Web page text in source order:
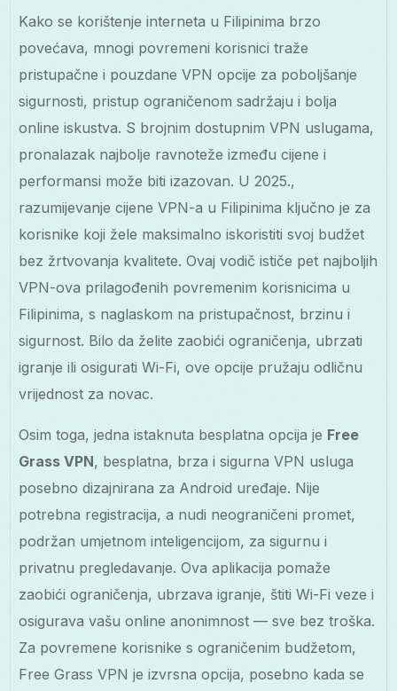
Kako se korištenje interneta u Filipinima brzo
povećava, mnogi povremeni korisnici traže
pristupačne i pouzdane VPN opcije za poboljšanje
sigurnosti, pristup ograničenom sadržaju i bolja
online iskustva. S brojnim dostupnim VPN uslugama,
pronalazak najbolje ravnoteže između cijene i
performansi može biti izazovan. U 2025.,
razumijevanje cijene VPN-a u Filipinima ključno je za
korisnike koji žele maksimalno iskoristiti svoj budžet
bez žrtvovanja kvalitete. Ovaj vodič ističe pet najboljih
VPN-ova prilagođenih povremenim korisnicima u
Filipinima, s naglaskom na pristupačnost, brzinu i
sigurnost. Bilo da želite zaobići ograničenja, ubrzati
igranje ili osigurati Wi-Fi, ove opcije pružaju odličnu
vrijednost za novac.
Osim toga, jedna istaknuta besplatna opcija je Free
Grass VPN, besplatna, brza i sigurna VPN usluga
posebno dizajnirana za Android uređaje. Nije
potrebna registracija, a nudi neograničeni promet,
podržan umjetnom inteligencijom, za sigurnu i
privatnu pregledavanje. Ova aplikacija pomaže
zaobići ograničenja, ubrzava igranje, štiti Wi-Fi veze i
osigurava vašu online anonimnost — sve bez troška.
Za povremene korisnike s ograničenim budžetom,
Free Grass VPN je izvrsna opcija, posebno kada se